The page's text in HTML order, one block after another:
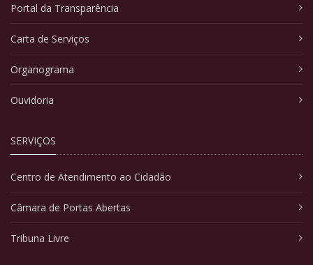
Portal da Transparência
Carta de Serviços
Organograma
Ouvidoria
SERVIÇOS
Centro de Atendimento ao Cidadão
Câmara de Portas Abertas
Tribuna Livre